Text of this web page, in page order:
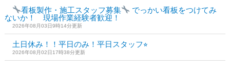
看板製作・施工スタッフ募集
でっかい看板をつけてみ
ないか！ 現場作業経験者歓迎！
2026年08月03日9時14分更新
土日休み！！平日のみ！平日スタッフ⭐︎
2026年08月02日17時38分更新